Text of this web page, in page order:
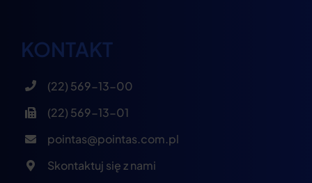
KONTAKT
(22) 569-13-00
(22) 569-13-01
pointas@pointas.com.pl
Skontaktuj się z nami